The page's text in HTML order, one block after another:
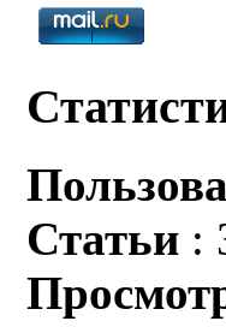
Статьи :